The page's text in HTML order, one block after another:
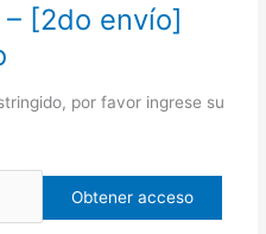
– [2do envío]
por favor ingrese su